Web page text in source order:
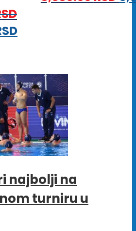
Ovaj
više
varijanti.
Opcije
mogu
biti
na
stranici
najbolji na
turniru u